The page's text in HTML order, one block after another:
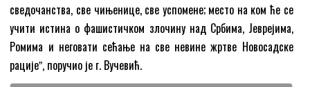
сведочанства, све чињенице, све успомене; место на ком ће се
учити истина о фашистичком злочину над Србима, Јеврејима,
Ромима и неговати сећање на све невине жртве Новосадске
рацијеˮ, поручио је г. Вучевић.